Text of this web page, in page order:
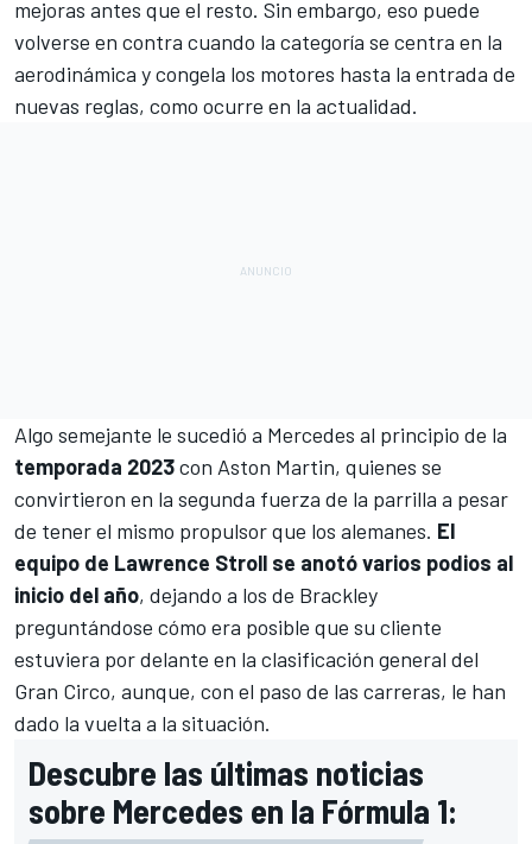
mejoras antes que el resto. Sin embargo, eso puede
volverse en contra cuando la categoría se centra en la
aerodinámica y congela los motores hasta la entrada de
nuevas reglas, como ocurre en la actualidad.
Algo semejante le sucedió a Mercedes al principio de la
temporada 2023con Aston Martin, quienes se
convirtieron en la segunda fuerza de la parrilla a pesar
de tener el mismo propulsor que los alemanes. El
equipo de Lawrence Stroll se anotó varios podios al
inicio del año, dejando a los de Brackley
preguntándose cómo era posible que su cliente
estuviera por delante en la clasificación general del
Gran Circo, aunque, con el paso de las carreras, le han
dado la vuelta a la situación.
Descubre las últimas noticias
sobre Mercedes en la Fórmula 1: